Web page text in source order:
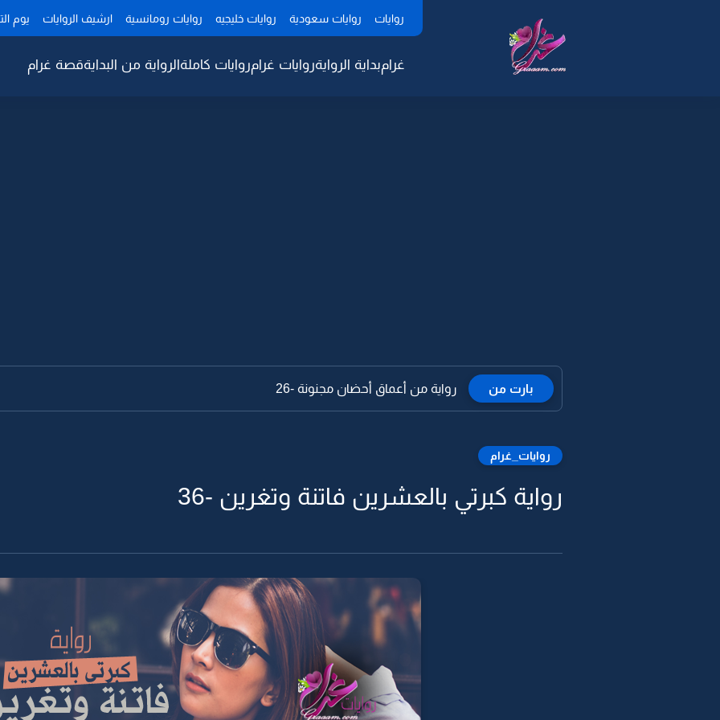
روايات روايات سعودية روايات خليجيه روايات رومانسية ارشيف الروايات يوم
غرامبداية الروايةروايات غرامروايات كاملةالرواية من البدايةقصة غرام
بارت من رواية من أعماق أحضان مجنونة -26
روايات_غرام
رواية كبرتي بالعشرين فاتنة وتغرين -36